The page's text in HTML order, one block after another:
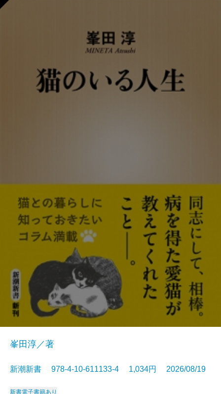
峯田淳／著
新潮新書 978-4-10-611133-4 1,034円 2026/08/19
新書電子書籍あり